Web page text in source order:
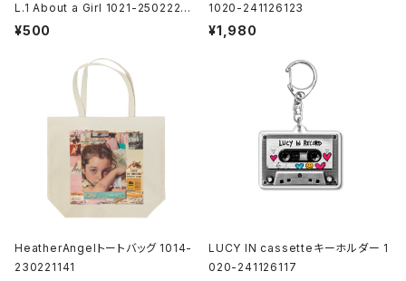
L.1 About a Girl 1021-25022200
1
¥500
1020-241126123
¥1,980
HeatherAngelトートバッグ 1014-
230221141
LUCY IN cassetteキーホルダー 1
020-241126117